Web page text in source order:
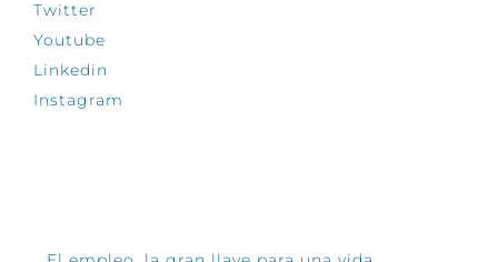
Twitter
Youtube
Linkedin
Instagram